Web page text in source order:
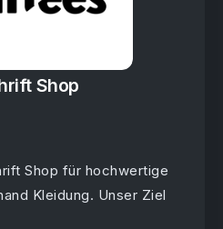
Shop
Shop für hochwertige
Kleidung. Unser Ziel